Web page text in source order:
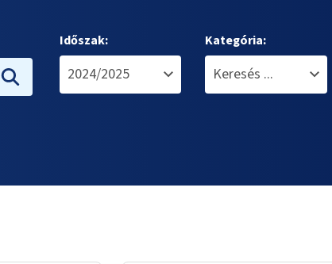
Időszak: Kategória: